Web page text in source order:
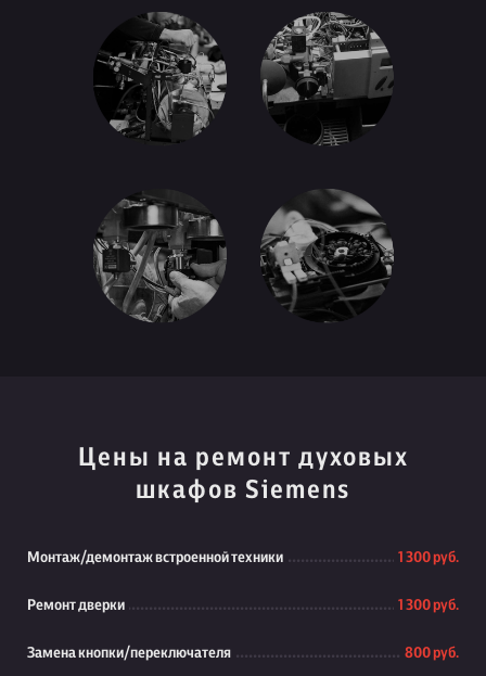
Цены на ремонт духовых
шкафов Siemens
Монтаж/демонтаж встроенной техники 1 300 руб.
Ремонт дверки 1 300 руб.
Замена кнопки/переключателя 800 руб.